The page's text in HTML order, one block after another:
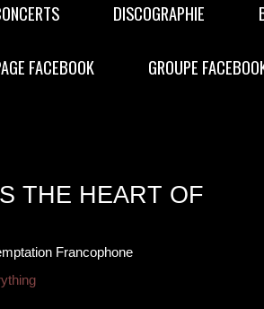
DISCOGRAPHIE
FACEBOOK GROUPE
THE HEART OF
Francophone